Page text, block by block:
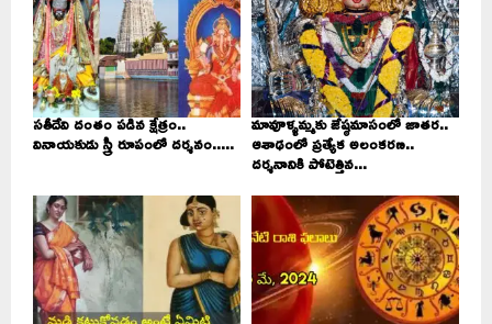
సతీదేవి దంతం పడిన క్షేత్రం..
వినాయకుడు స్త్రీ రూపంలో దర్శనం.....
మావూళ్ళమ్మకు జేష్ఠమాసంలో జాతర..
ఆశాఢంలో ప్రత్యేక అలంకరణ..
దర్శనానికి పోటెత్తిన...